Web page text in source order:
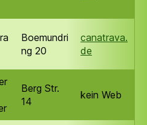
Boemundri
ng 20
canatrava.
de
Berg Str.
14
kein Web